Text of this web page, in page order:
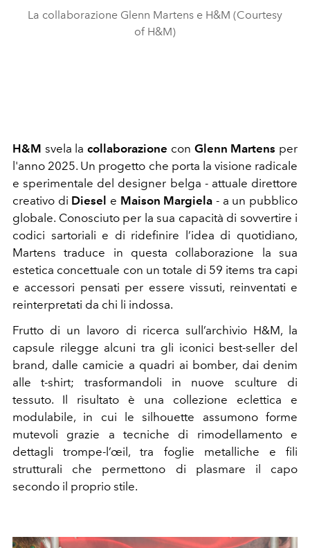
La collaborazione Glenn Martens e H&M (Courtesy
of H&M)
H&M svela lacollaborazione con Glenn Martens per
l'anno 2025. Un progetto che porta la visione radicale
e sperimentale del designer belga - attuale direttore
creativo di Diesel e Maison Margiela- a un pubblico
globale. Conosciuto per la sua capacità di sovvertire i
codici sartoriali e di ridefinire l’idea di quotidiano,
Martens traduce in questa collaborazione la sua
estetica concettuale con un totale di 59 items tra capi
e accessori pensati per essere vissuti, reinventati e
reinterpretati da chi li indossa.
Frutto di un lavoro di ricerca sull’archivio H&M, la
capsule rilegge alcuni tra gli iconici best-seller del
brand, dalle camicie a quadri ai bomber, dai denim
alle t-shirt; trasformandoli in nuove sculture di
tessuto. Il risultato è una collezione eclettica e
modulabile, in cui le silhouette assumono forme
mutevoli grazie a tecniche di rimodellamento e
dettagli trompe-l’œil, tra foglie metalliche e fili
strutturali che permettono di plasmare il capo
secondo il proprio stile.